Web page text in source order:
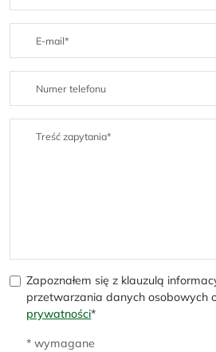
Zapoznałem się z klauzulą
przetwarzania danych osobowych
prywatności*
* wymagane